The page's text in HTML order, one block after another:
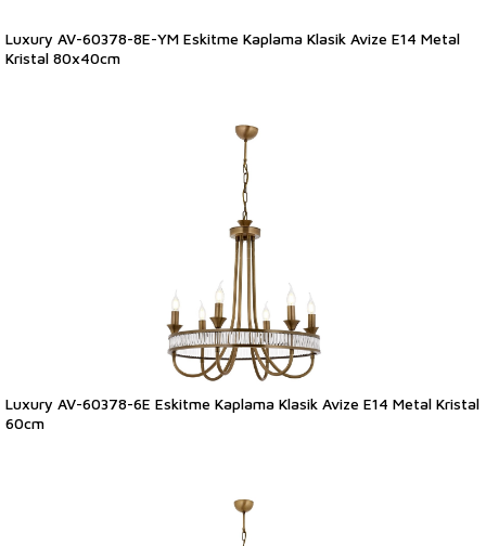
Luxury AV-60378-8E-YM Eskitme Kaplama Klasik Avize E14 Metal
Kristal 80x40cm
Luxury AV-60378-6E Eskitme Kaplama Klasik Avize E14 Metal Kristal
60cm